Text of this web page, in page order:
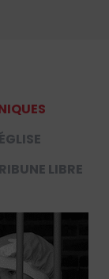
ÉGLISE
LIBRE